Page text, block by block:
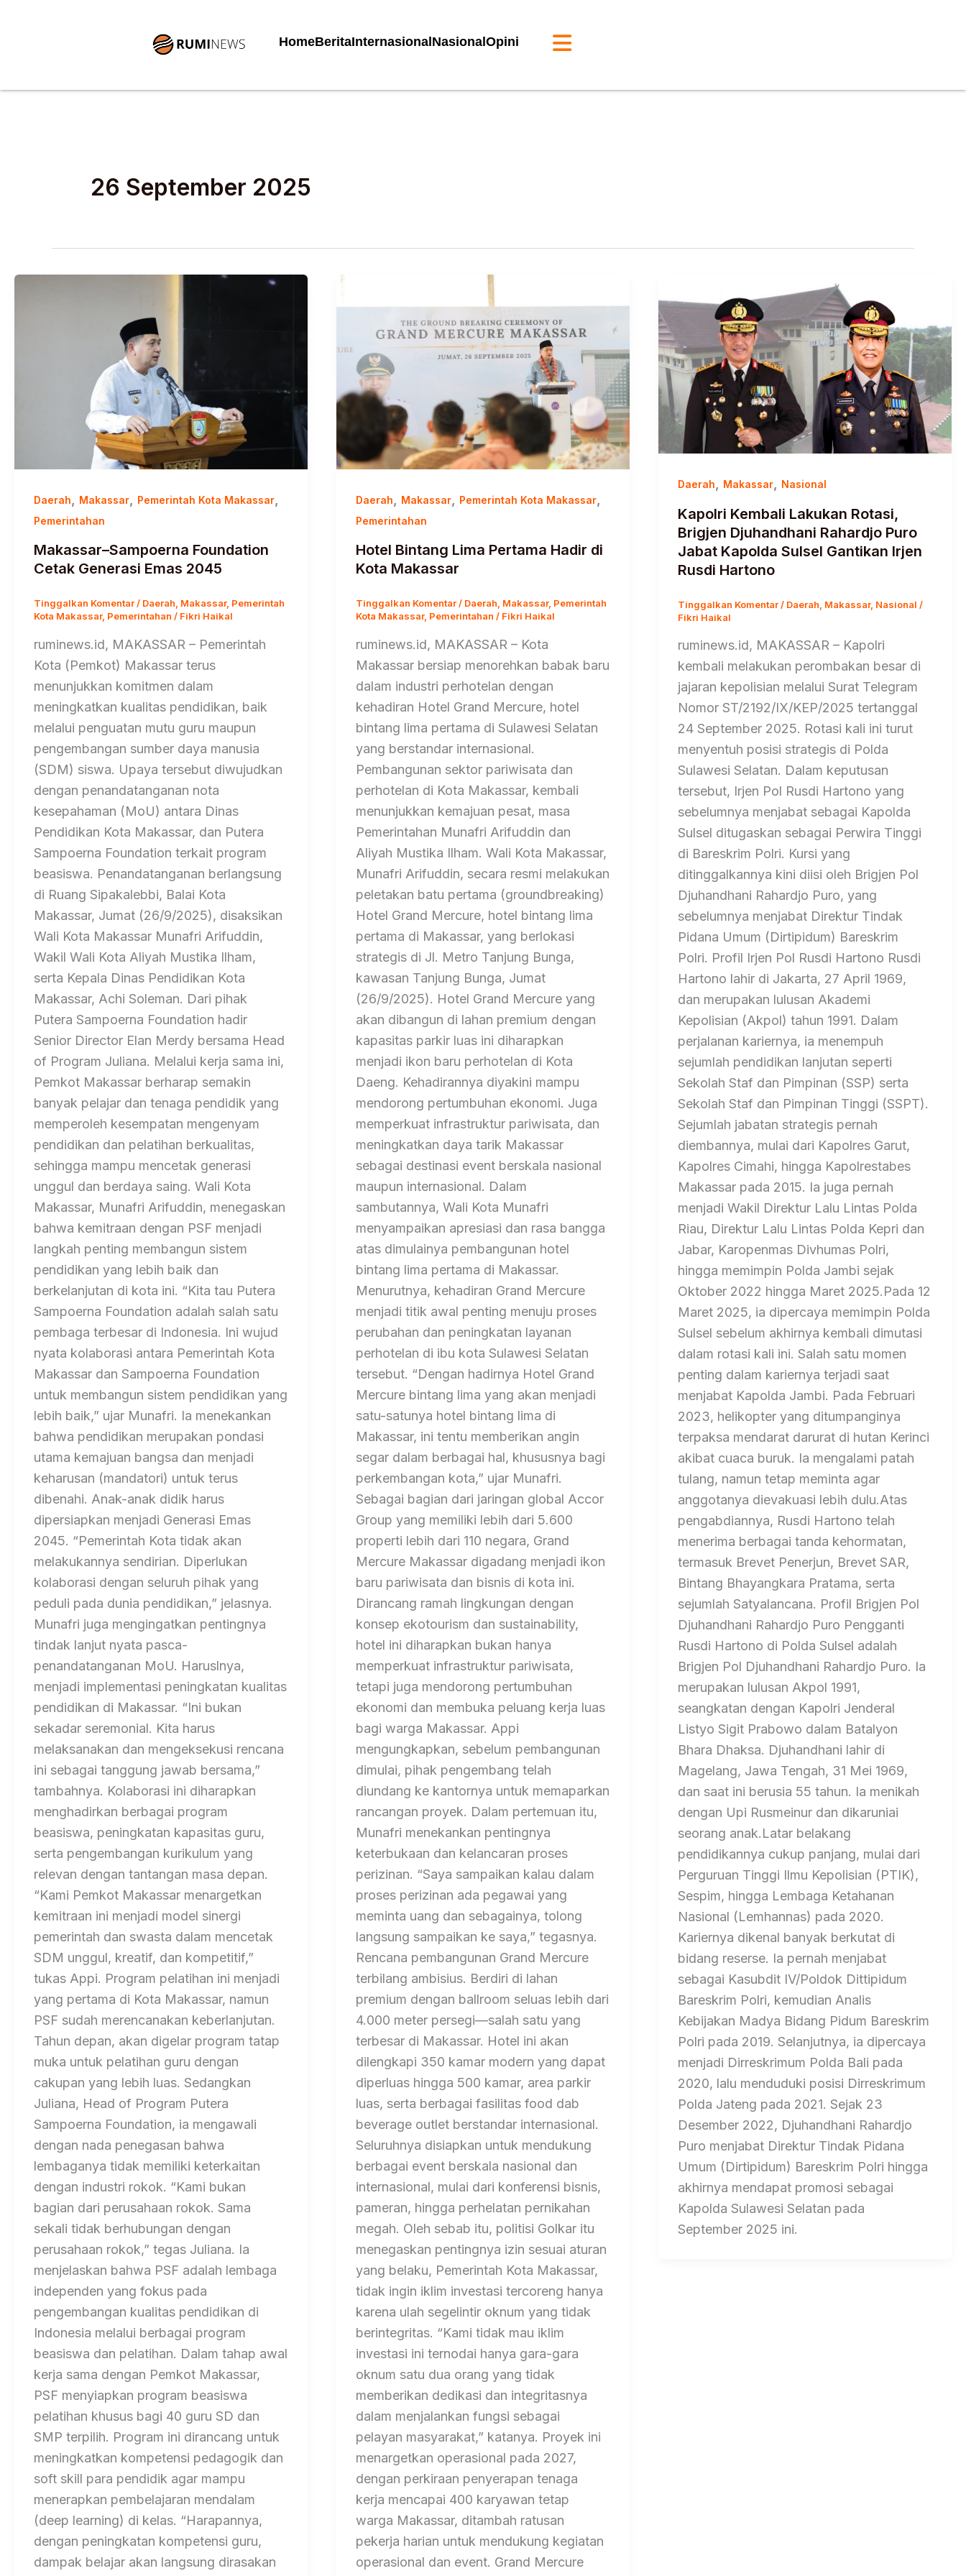
HomeBeritaInternasional Nasional Opini
26 September 2025
Daerah Makassar Pemerintah Kota Makassar
Pemerintahan
Makassar–Sampoerna Foundation
Cetak Generasi Emas 2045
Tinggalkan Komentar/ Daerah Makassar, Pemerintah
Kota Makassar, Pemerintahan / Fikri Haikal
ruminews.id, MAKASSAR – Pemerintah
Kota (Pemkot) Makassar terus
menunjukkan komitmen dalam
meningkatkan kualitas pendidikan, baik
melalui penguatan mutu guru maupun
pengembangan sumber daya manusia
(SDM) siswa. Upaya tersebut diwujudkan
dengan penandatanganan nota
kesepahaman (MoU) antara Dinas
Pendidikan Kota Makassar, dan Putera
Sampoerna Foundation terkait program
beasiswa. Penandatanganan berlangsung
di Ruang Sipakalebbi, Balai Kota
Makassar, Jumat (26/9/2025), disaksikan
Wali Kota Makassar Munafri Arifuddin,
Wakil Wali Kota Aliyah Mustika Ilham,
serta Kepala Dinas Pendidikan Kota
Makassar, Achi Soleman. Dari pihak
Putera Sampoerna Foundation hadir
Senior Director Elan Merdy bersama Head
of Program Juliana. Melalui kerja sama ini,
Pemkot Makassar berharap semakin
banyak pelajar dan tenaga pendidik yang
memperoleh kesempatan mengenyam
pendidikan dan pelatihan berkualitas,
sehingga mampu mencetak generasi
unggul dan berdaya saing. Wali Kota
Makassar, Munafri Arifuddin, menegaskan
bahwa kemitraan dengan PSF menjadi
langkah penting membangun sistem
pendidikan yang lebih baik dan
berkelanjutan di kota ini. “Kita tau Putera
Sampoerna Foundation adalah salah satu
pembaga terbesar di Indonesia. Ini wujud
nyata kolaborasi antara Pemerintah Kota
Makassar dan Sampoerna Foundation
untuk membangun sistem pendidikan yang
lebih baik,” ujar Munafri. Ia menekankan
bahwa pendidikan merupakan pondasi
utama kemajuan bangsa dan menjadi
keharusan (mandatori) untuk terus
dibenahi. Anak-anak didik harus
dipersiapkan menjadi Generasi Emas
2045. “Pemerintah Kota tidak akan
melakukannya sendirian. Diperlukan
kolaborasi dengan seluruh pihak yang
peduli pada dunia pendidikan,” jelasnya.
Munafri juga mengingatkan pentingnya
tindak lanjut nyata pasca-
penandatanganan MoU. Haruslnya,
menjadi implementasi peningkatan kualitas
pendidikan di Makassar. “Ini bukan
sekadar seremonial. Kita harus
melaksanakan dan mengeksekusi rencana
ini sebagai tanggung jawab bersama,”
tambahnya. Kolaborasi ini diharapkan
menghadirkan berbagai program
beasiswa, peningkatan kapasitas guru,
serta pengembangan kurikulum yang
relevan dengan tantangan masa depan.
“Kami Pemkot Makassar menargetkan
kemitraan ini menjadi model sinergi
pemerintah dan swasta dalam mencetak
SDM unggul, kreatif, dan kompetitif,”
tukas Appi. Program pelatihan ini menjadi
yang pertama di Kota Makassar, namun
PSF sudah merencanakan keberlanjutan.
Tahun depan, akan digelar program tatap
muka untuk pelatihan guru dengan
cakupan yang lebih luas. Sedangkan
Juliana, Head of Program Putera
Sampoerna Foundation, ia mengawali
dengan nada penegasan bahwa
lembaganya tidak memiliki keterkaitan
dengan industri rokok. “Kami bukan
bagian dari perusahaan rokok. Sama
sekali tidak berhubungan dengan
perusahaan rokok,” tegas Juliana. Ia
menjelaskan bahwa PSF adalah lembaga
independen yang fokus pada
pengembangan kualitas pendidikan di
Indonesia melalui berbagai program
beasiswa dan pelatihan. Dalam tahap awal
kerja sama dengan Pemkot Makassar,
PSF menyiapkan program beasiswa
pelatihan khusus bagi 40 guru SD dan
SMP terpilih. Program ini dirancang untuk
meningkatkan kompetensi pedagogik dan
soft skill para pendidik agar mampu
menerapkan pembelajaran mendalam
(deep learning) di kelas. “Harapannya,
dengan peningkatan kompetensi guru,
dampak belajar akan langsung dirasakan
Daerah Makassar, Pemerintah Kota Makassar,
Pemerintahan
Hotel Bintang Lima Pertama Hadir di
Kota Makassar
Tinggalkan Komentar/ Daerah Makassar, Pemerintah
Kota Makassar, Pemerintahan / Fikri Haikal
ruminews.id, MAKASSAR – Kota
Makassar bersiap menorehkan babak baru
dalam industri perhotelan dengan
kehadiran Hotel Grand Mercure, hotel
bintang lima pertama di Sulawesi Selatan
yang berstandar internasional.
Pembangunan sektor pariwisata dan
perhotelan di Kota Makassar, kembali
menunjukkan kemajuan pesat, masa
Pemerintahan Munafri Arifuddin dan
Aliyah Mustika Ilham. Wali Kota Makassar,
Munafri Arifuddin, secara resmi melakukan
peletakan batu pertama (groundbreaking)
Hotel Grand Mercure, hotel bintang lima
pertama di Makassar, yang berlokasi
strategis di Jl. Metro Tanjung Bunga,
kawasan Tanjung Bunga, Jumat
(26/9/2025). Hotel Grand Mercure yang
akan dibangun di lahan premium dengan
kapasitas parkir luas ini diharapkan
menjadi ikon baru perhotelan di Kota
Daeng. Kehadirannya diyakini mampu
mendorong pertumbuhan ekonomi. Juga
memperkuat infrastruktur pariwisata, dan
meningkatkan daya tarik Makassar
sebagai destinasi event berskala nasional
maupun internasional. Dalam
sambutannya, Wali Kota Munafri
menyampaikan apresiasi dan rasa bangga
atas dimulainya pembangunan hotel
bintang lima pertama di Makassar.
Menurutnya, kehadiran Grand Mercure
menjadi titik awal penting menuju proses
perubahan dan peningkatan layanan
perhotelan di ibu kota Sulawesi Selatan
tersebut. “Dengan hadirnya Hotel Grand
Mercure bintang lima yang akan menjadi
satu-satunya hotel bintang lima di
Makassar, ini tentu memberikan angin
segar dalam berbagai hal, khususnya bagi
perkembangan kota,” ujar Munafri.
Sebagai bagian dari jaringan global Accor
Group yang memiliki lebih dari 5.600
properti lebih dari 110 negara, Grand
Mercure Makassar digadang menjadi ikon
baru pariwisata dan bisnis di kota ini.
Dirancang ramah lingkungan dengan
konsep ekotourism dan sustainability,
hotel ini diharapkan bukan hanya
memperkuat infrastruktur pariwisata,
tetapi juga mendorong pertumbuhan
ekonomi dan membuka peluang kerja luas
bagi warga Makassar. Appi
mengungkapkan, sebelum pembangunan
dimulai, pihak pengembang telah
diundang ke kantornya untuk memaparkan
rancangan proyek. Dalam pertemuan itu,
Munafri menekankan pentingnya
keterbukaan dan kelancaran proses
perizinan. “Saya sampaikan kalau dalam
proses perizinan ada pegawai yang
meminta uang dan sebagainya, tolong
langsung sampaikan ke saya,” tegasnya.
Rencana pembangunan Grand Mercure
terbilang ambisius. Berdiri di lahan
premium dengan ballroom seluas lebih dari
4.000 meter persegi—salah satu yang
terbesar di Makassar. Hotel ini akan
dilengkapi 350 kamar modern yang dapat
diperluas hingga 500 kamar, area parkir
luas, serta berbagai fasilitas food dab
beverage outlet berstandar internasional.
Seluruhnya disiapkan untuk mendukung
berbagai event berskala nasional dan
internasional, mulai dari konferensi bisnis,
pameran, hingga perhelatan pernikahan
megah. Oleh sebab itu, politisi Golkar itu
menegaskan pentingnya izin sesuai aturan
yang belaku, Pemerintah Kota Makassar,
tidak ingin iklim investasi tercoreng hanya
karena ulah segelintir oknum yang tidak
berintegritas. “Kami tidak mau iklim
investasi ini ternodai hanya gara-gara
oknum satu dua orang yang tidak
memberikan dedikasi dan integritasnya
dalam menjalankan fungsi sebagai
pelayan masyarakat,” katanya. Proyek ini
menargetkan operasional pada 2027,
dengan perkiraan penyerapan tenaga
kerja mencapai 400 karyawan tetap
warga Makassar, ditambah ratusan
pekerja harian untuk mendukung kegiatan
operasional dan event. Grand Mercure
Daerah, Makassar, Nasional
Kapolri Kembali Lakukan Rotasi,
Brigjen Djuhandhani Rahardjo Puro
Jabat Kapolda Sulsel Gantikan Irjen
Rusdi Hartono
Tinggalkan Komentar/ Daerah Makassar, Nasional /
Fikri Haikal
ruminews.id, MAKASSAR – Kapolri
kembali melakukan perombakan besar di
jajaran kepolisian melalui Surat Telegram
Nomor ST/2192/IX/KEP/2025 tertanggal
24 September 2025. Rotasi kali ini turut
menyentuh posisi strategis di Polda
Sulawesi Selatan. Dalam keputusan
tersebut, Irjen Pol Rusdi Hartono yang
sebelumnya menjabat sebagai Kapolda
Sulsel ditugaskan sebagai Perwira Tinggi
di Bareskrim Polri. Kursi yang
ditinggalkannya kini diisi oleh Brigjen Pol
Djuhandhani Rahardjo Puro, yang
sebelumnya menjabat Direktur Tindak
Pidana Umum (Dirtipidum) Bareskrim
Polri. Profil Irjen Pol Rusdi Hartono Rusdi
Hartono lahir di Jakarta, 27 April 1969,
dan merupakan lulusan Akademi
Kepolisian (Akpol) tahun 1991. Dalam
perjalanan kariernya, ia menempuh
sejumlah pendidikan lanjutan seperti
Sekolah Staf dan Pimpinan (SSP) serta
Sekolah Staf dan Pimpinan Tinggi (SSPT).
Sejumlah jabatan strategis pernah
diembannya, mulai dari Kapolres Garut,
Kapolres Cimahi, hingga Kapolrestabes
Makassar pada 2015. Ia juga pernah
menjadi Wakil Direktur Lalu Lintas Polda
Riau, Direktur Lalu Lintas Polda Kepri dan
Jabar, Karopenmas Divhumas Polri,
hingga memimpin Polda Jambi sejak
Oktober 2022 hingga Maret 2025.Pada 12
Maret 2025, ia dipercaya memimpin Polda
Sulsel sebelum akhirnya kembali dimutasi
dalam rotasi kali ini. Salah satu momen
penting dalam kariernya terjadi saat
menjabat Kapolda Jambi. Pada Februari
2023, helikopter yang ditumpanginya
terpaksa mendarat darurat di hutan Kerinci
akibat cuaca buruk. Ia mengalami patah
tulang, namun tetap meminta agar
anggotanya dievakuasi lebih dulu.Atas
pengabdiannya, Rusdi Hartono telah
menerima berbagai tanda kehormatan,
termasuk Brevet Penerjun, Brevet SAR,
Bintang Bhayangkara Pratama, serta
sejumlah Satyalancana. Profil Brigjen Pol
Djuhandhani Rahardjo Puro Pengganti
Rusdi Hartono di Polda Sulsel adalah
Brigjen Pol Djuhandhani Rahardjo Puro. Ia
merupakan lulusan Akpol 1991,
seangkatan dengan Kapolri Jenderal
Listyo Sigit Prabowo dalam Batalyon
Bhara Dhaksa. Djuhandhani lahir di
Magelang, Jawa Tengah, 31 Mei 1969,
dan saat ini berusia 55 tahun. Ia menikah
dengan Upi Rusmeinur dan dikaruniai
seorang anak.Latar belakang
pendidikannya cukup panjang, mulai dari
Perguruan Tinggi Ilmu Kepolisian (PTIK),
Sespim, hingga Lembaga Ketahanan
Nasional (Lemhannas) pada 2020.
Kariernya dikenal banyak berkutat di
bidang reserse. Ia pernah menjabat
sebagai Kasubdit IV/Poldok Dittipidum
Bareskrim Polri, kemudian Analis
Kebijakan Madya Bidang Pidum Bareskrim
Polri pada 2019. Selanjutnya, ia dipercaya
menjadi Dirreskrimum Polda Bali pada
2020, lalu menduduki posisi Dirreskrimum
Polda Jateng pada 2021. Sejak 23
Desember 2022, Djuhandhani Rahardjo
Puro menjabat Direktur Tindak Pidana
Umum (Dirtipidum) Bareskrim Polri hingga
akhirnya mendapat promosi sebagai
Kapolda Sulawesi Selatan pada
September 2025 ini.